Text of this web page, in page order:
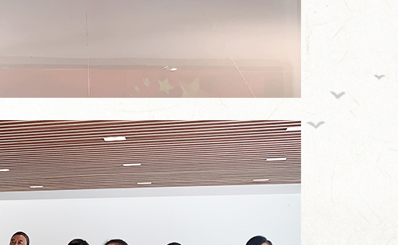
断热爱！国缘牵线，... 从田间到舌尖,今世缘积极探...